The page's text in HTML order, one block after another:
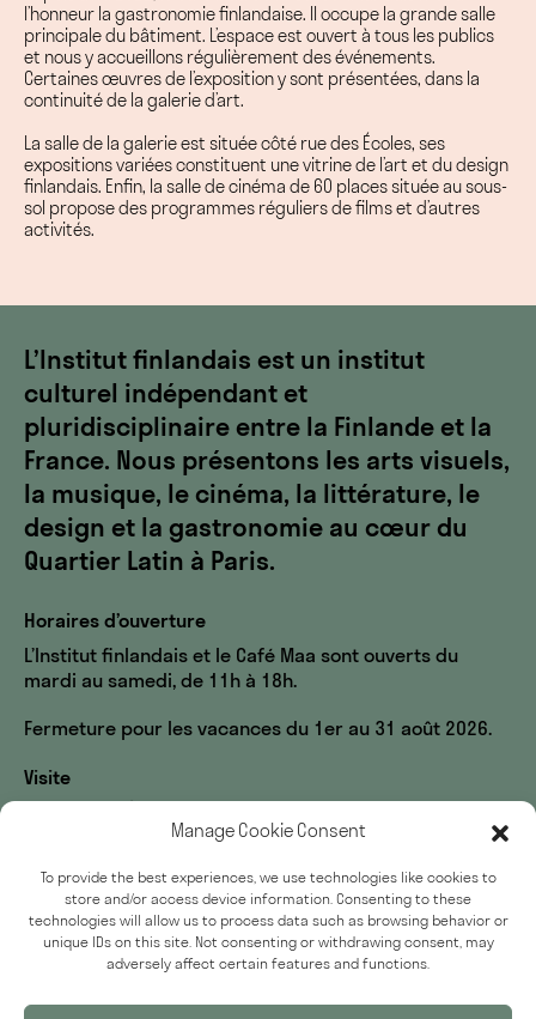
Manage Cookie Consent
To provide the best experiences, we use technologies like cookies to
store and/or access device information. Consenting to these
technologies will allow us to process data such as browsing behavior or
unique IDs on this site. Not consenting or withdrawing consent, may
adversely affect certain features and functions.
l’honneur la gastronomie finlandaise. Il occupe la grande salle
principale du bâtiment. L’espace est ouvert à tous les publics
et nous y accueillons régulièrement des événements.
Certaines œuvres de l’exposition y sont présentées, dans la
continuité de la galerie d’art.
La salle de la galerie est située côté rue des Écoles, ses
expositions variées constituent une vitrine de l’art et du design
finlandais. Enfin, la salle de cinéma de 60 places située au sous-
sol propose des programmes réguliers de films et d’autres
activités.
L’Institut finlandais est un institut
culturel indépendant et
pluridisciplinaire entre la Finlande et la
France. Nous présentons les arts visuels,
la musique, le cinéma, la littérature, le
design et la gastronomie au cœur du
Quartier Latin à Paris.
Horaires d’ouverture
L’Institut finlandais et le Café Maa sont ouverts du
mardi au samedi, de 11h à 18h.
Fermeture pour les vacances du 1er au 31 août 2026.
Visite
33, rue du Sommerard
Accessibilité
Presse